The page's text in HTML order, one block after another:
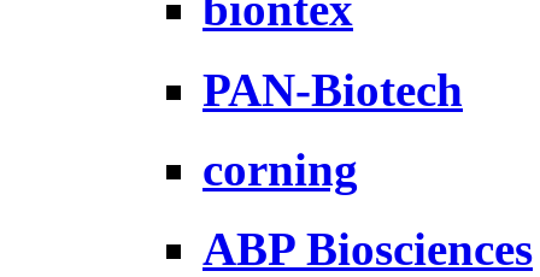
PAN-Biotech
corning
ABP Biosciences